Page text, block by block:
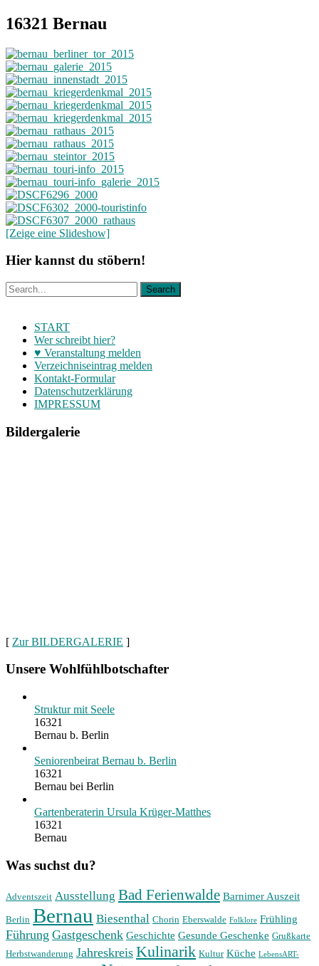
16321 Bernau
[Zeige eine Slideshow]
Hier kannst du stöbern!
START
Wer schreibt hier?
♥ Veranstaltung melden
Verzeichniseintrag melden
Kontakt-Formular
Datenschutzerklärung
IMPRESSUM
Bildergalerie
[ Zur BILDERGALERIE ]
Unsere Wohlfühlbotschafter
Struktur mit Seele
16321
Bernau b. Berlin
Seniorenbeirat Bernau b. Berlin
16321
Bernau bei Berlin
Gartenberaterin Ursula Krüger-Matthes
16321
Bernau
Was suchst du?
Adventszeit Ausstellung Bad Ferienwalde Barnimer Auszeit
Berlin Bernau Biesenthal Chorin Eberswalde Folklore Frühling
Führung Gastgeschenk Geschichte Gesunde Geschenke Grußkarte
Herbstwanderung Jahreskreis Kulinarik Kultur Küche LebensART-